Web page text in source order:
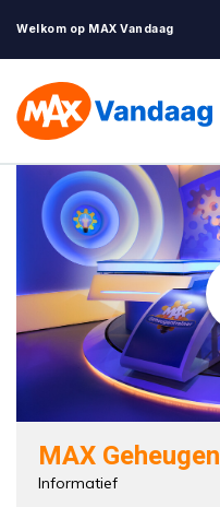
Welkom op MAX Vandaag
MAX
Informatief